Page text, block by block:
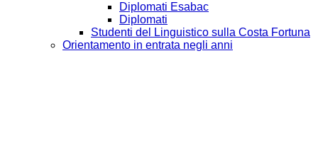
Diplomati Esabac
Diplomati
Studenti del Linguistico sulla Costa Fortuna
Orientamento in entrata negli anni